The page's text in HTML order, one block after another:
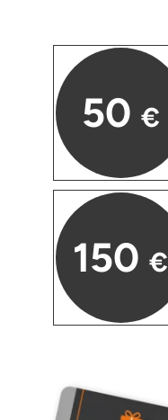
50 €
150 €